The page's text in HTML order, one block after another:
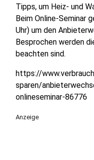
Tipps, um Heiz- und
Beim Online-Seminar
Uhr) um den
Besprochen werden
beachten sind.
https://
sparen/
onlineseminar-86776
Anzeige